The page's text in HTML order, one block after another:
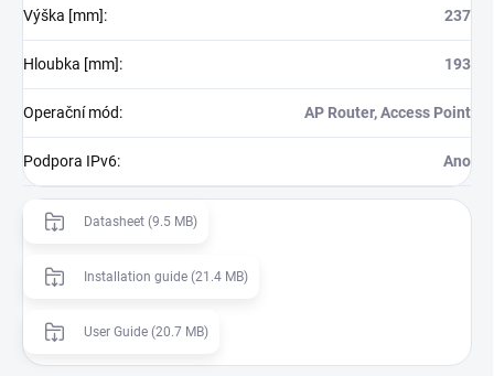
Výška [mm]: 237
Hloubka [mm]: 193
Operační mód: AP Router, Access Point
Podpora IPv6: Ano
Datasheet (9.5 MB)
Installation guide (21.4 MB)
User Guide (20.7 MB)